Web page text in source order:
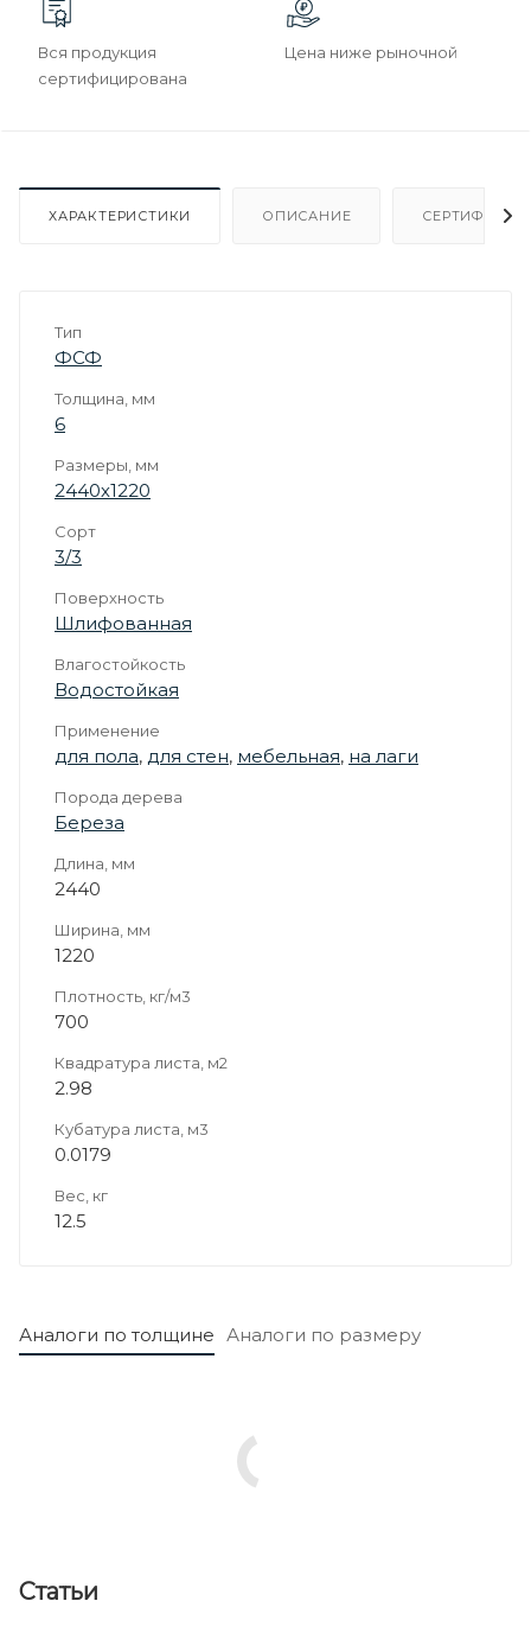
Вся продукция
сертифицирована
Цена ниже рыночной
ХАРАКТЕРИСТИКИ ОПИСАНИЕ
Тип
ФСФ
Толщина, мм
6
Размеры, мм
2440х1220
Сорт
3/3
Поверхность
Шлифованная
Влагостойкость
Водостойкая
Применение
для пола, для стен, мебельная, на лаги
Порода дерева
Береза
Длина, мм
2440
Ширина, мм
1220
Плотность, кг/м3
700
Квадратура листа, м2
2.98
Кубатура листа, м3
0.0179
Вес, кг
12.5
Аналоги по толщине Аналоги по размеру
Статьи